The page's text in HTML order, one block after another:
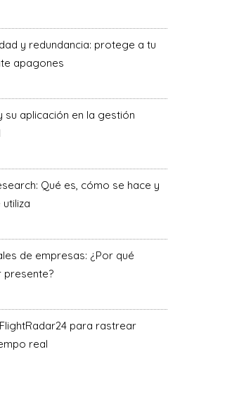
y redundancia: protege a tu
apagones
su aplicación en la gestión
Qué es, cómo se hace y
de empresas: ¿Por qué
presente?
para rastrear
real